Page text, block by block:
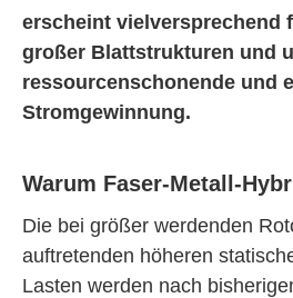
erscheint vielversprechend
großer Blattstrukturen und
ressourcenschonende und
Stromgewinnung.
Warum Faser-Metall-
Die bei größer werdenden
auftretenden höheren
Lasten werden nach